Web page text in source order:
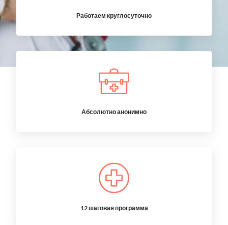
Работаем круглосуточно
Абсолютно анонимно
12 шаговая программа